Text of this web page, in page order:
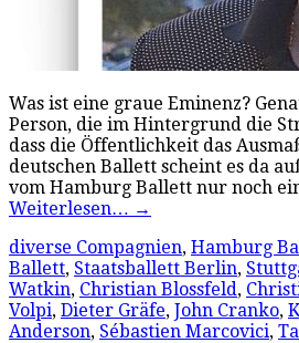
Was ist eine graue Eminenz?
Person, die im Hintergrund die
dass die Öffentlichkeit das
deutschen Ballett scheint es da
vom Hamburg Ballett nur noch
Weiterlesen… →
diverse Compagnien, Hamburg
Ballett, Staatsballett Berlin,
Watkin, Christian Blossfeld,
Volpi, Dieter Gräfe, John Cranko,
Anderson, Sébastien Marcovici,